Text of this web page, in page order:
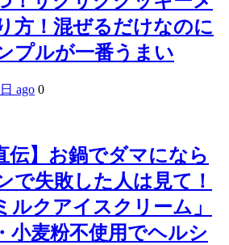
方！混ぜるだけなのに
プルが一番うまい
ago 0
伝】お鍋でダマになら
で失敗した人は見て！
ルクアイスクリーム」
小麦粉不使用でヘルシ